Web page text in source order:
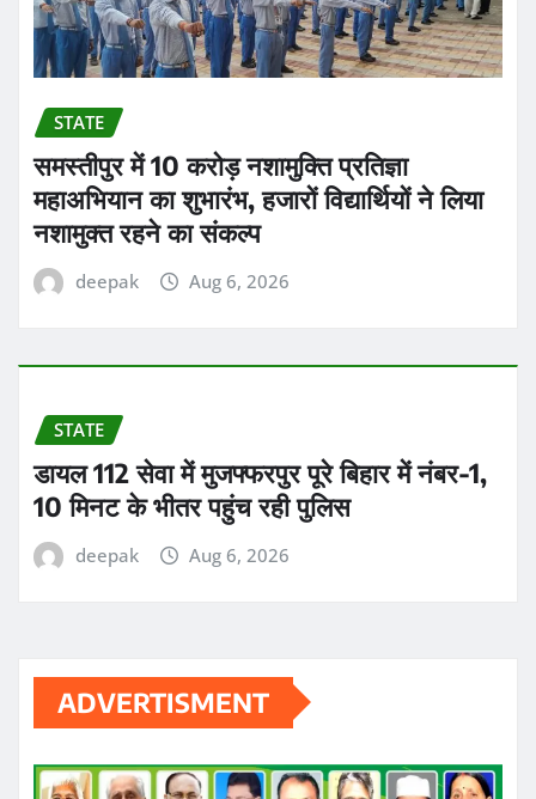
STATE
समस्तीपुर में 10 करोड़ नशामुक्ति प्रतिज्ञा
महाअभियान का शुभारंभ, हजारों विद्यार्थियों ने लिया
नशामुक्त रहने का संकल्प
deepak Aug 6, 2026
STATE
डायल 112 सेवा में मुजफ्फरपुर पूरे बिहार में नंबर-1,
10 मिनट के भीतर पहुंच रही पुलिस
deepak Aug 6, 2026
ADVERTISMENT